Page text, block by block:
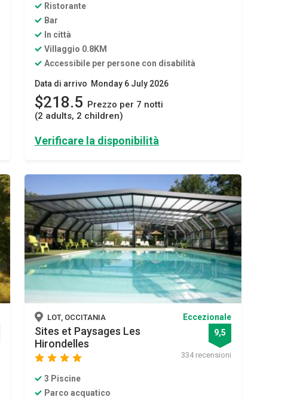
Ristorante
Bar
In città
Villaggio 0.8KM
Accessibile per persone con disabilità
Data di arrivo Monday 6 July 2026
$218.5 Prezzo per 7 notti
(2 adults, 2 children)
Verificare la disponibilità
LOT, OCCITANIA
Sites et Paysages Les
Hirondelles
starstarstarstar
Eccezionale
9,5
334 recensioni
3 Piscine
Parco acquatico